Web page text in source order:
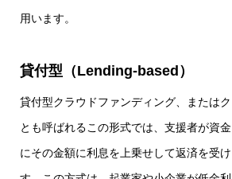
用います。
貸付型（Lending-based）
貸付型クラウドファンディング、または
とも呼ばれるこの形式では、支援者が資
にその金額に利息を上乗せして返済を受